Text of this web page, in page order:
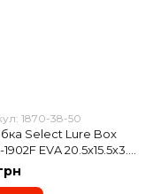
1870-38-50
Select Lure Box
EVA 20.5х15.5х3.5
38-50)